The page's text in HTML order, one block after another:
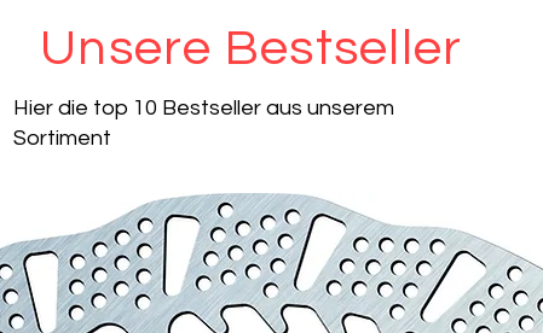
Unsere Bestseller
Hier die top 10 Bestseller aus unserem
Sortiment